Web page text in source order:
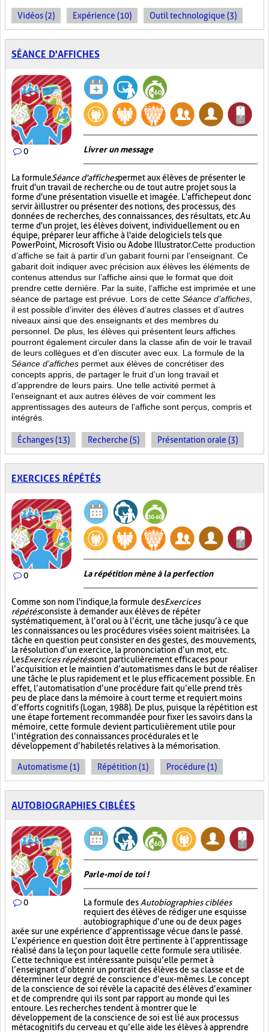
Vidéos (2) Expérience (10) Outil technologique (3)
SÉANCE D'AFFICHES
0 Livrer un message
La formuleSéance d'affichespermet aux élèves de présenter le
fruit d'un travail de recherche ou de tout autre projet sous la
forme d'une présentation visuelle et imagée. L'affichepeut donc
servir à illustrer ou présenter des notions, des processus, des
données de recherches, des connaissances, des résultats, etc. Au
terme d'un projet, les élèves doivent, individuellement ou en
équipe, préparer leur affiche à l'aide de logiciels tels que
PowerPoint, Microsoft Visio ou Adobe Illustrator.Cette production
d’affiche se fait à partir d’un gabarit fourni par l’enseignant. Ce
gabarit doit indiquer avec précision aux élèves les éléments de
contenus attendus sur l’affiche ainsi que le format que doit
prendre cette dernière. Par la suite, l’affiche est imprimée et une
séance de partage est prévue. Lors de cette Séance d’affiches
il est possible d’inviter des élèves d’autres classes et d’autres
niveaux ainsi que des enseignants et des membres du
personnel. De plus, les élèves qui présentent leurs affiches
pourront également circuler dans la classe afin de voir le travail
de leurs collègues et d’en discuter avec eux. La formule de la
Séance d’affiches permet aux élèves de concrétiser des
concepts appris, de partager le fruit d’un long travail et
d’apprendre de leurs pairs. Une telle activité permet à
l’enseignant et aux autres élèves de voir comment les
apprentissages des auteurs de l’affiche sont perçus, compris et
intégrés.
Échanges (13) Recherche (5) Présentation orale (3)
EXERCICES RÉPÉTÉS
0 La répétition mène à la perfection
Comme son nom l'indique, la formule desExercices
répétésconsiste à demander aux élèves de répéter
systématiquement, à l’oral ou à l’écrit, une tâche jusqu’à ce que
les connaissances ou les procédures visées soient maitrisées. La
tâche en question peut consister en des gestes, des mouvements,
la résolution d’un exercice, la prononciation d’un mot, etc.
LesExercices répétéssont particulièrement efficaces pour
l’acquisition et le maintien d’automatismes dans le but de réaliser
une tâche le plus rapidement et le plus efficacement possible. En
effet, l’automatisation d’une procédure fait qu’elle prend très
peu de place dans la mémoire à court terme et requiert moins
d’efforts cognitifs (Logan, 1988). De plus, puisque la répétition est
une étape fortement recommandée pour fixer les savoirs dans la
mémoire, cette formule devient particulièrement utile pour
l’intégration des connaissances procédurales et le
développement d’habiletés relatives à la mémorisation.
Automatisme (1) Répétition (1) Procédure (1)
AUTOBIOGRAPHIES CIBLÉES
0
Parle-moi de toi !
La formule des Autobiographies ciblées
requiert des élèves de rédiger une esquisse
autobiographique d’une ou de deux pages
axée sur une expérience d’apprentissage vécue dans le passé.
L’expérience en question doit être pertinente à l’apprentissage
réalisé dans la leçon pour laquelle cette formule sera utilisée.
Cette technique est intéressante puisqu’elle permet à
l’enseignant d’obtenir un portrait des élèves de sa classe et de
déterminer leur degré de conscience d’eux-mêmes. Le concept
de la conscience de soi révèle la capacité des élèves d’examiner
et de comprendre qui ils sont par rapport au monde qui les
entoure. Les recherches tendent à montrer que le
développement de la conscience de soi est lié aux processus
métacognitifs du cerveau et qu’elle aide les élèves à apprendre